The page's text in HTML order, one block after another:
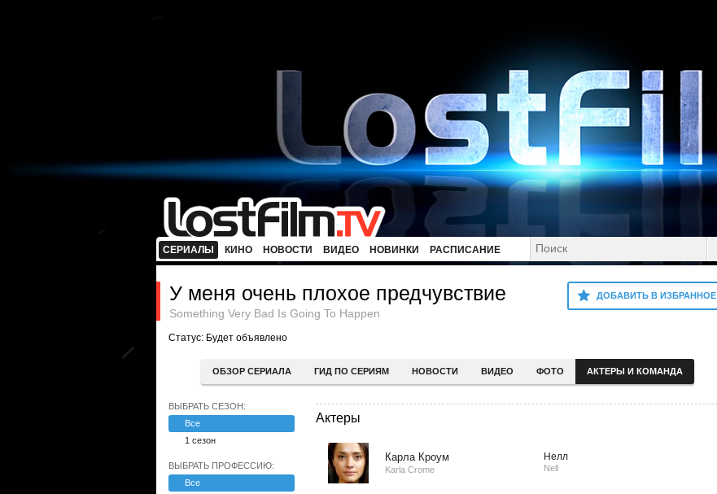
СЕРИАЛЫ КИНО НОВОСТИ ВИДЕО НОВИНКИ РАСПИСАНИЕ
ДОБАВИТЬ В ИЗБРАННОЕ
У меня очень плохое предчувствие
Something Very Bad Is Going To Happen
Статус: Будет объявлено
ОБЗОР СЕРИАЛА ГИД ПО СЕРИЯМ НОВОСТИ ВИДЕО ФОТО АКТЕРЫ И КОМАНДА
ВЫБРАТЬ СЕЗОН:
Все
1 сезон
ВЫБРАТЬ ПРОФЕССИЮ:
Все
Актеры
Карла Кроум
Karla Crome
Нелл
Nell